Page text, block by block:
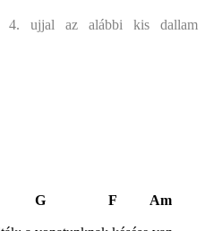
ujjal az alábbi kis dallam
F Am